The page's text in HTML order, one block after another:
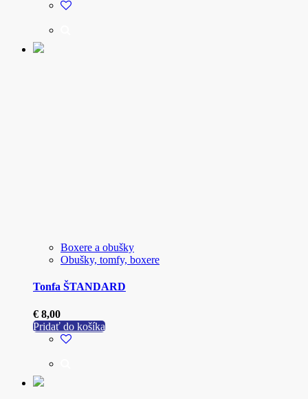
Boxere a obušky
Obušky, tomfy, boxere
Tonfa ŠTANDARD
€ 8,00
Pridať do košíka